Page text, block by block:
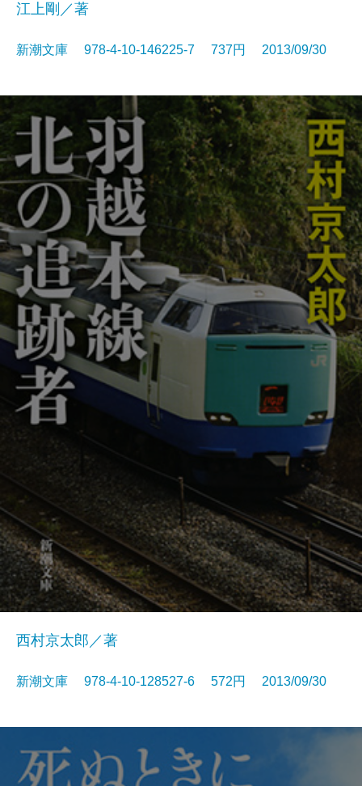
江上剛／著
新潮文庫 978-4-10-146225-7 737円 2013/09/30
西村京太郎／著
新潮文庫 978-4-10-128527-6 572円 2013/09/30